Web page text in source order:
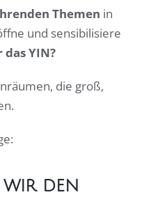
Themen in
und sensibilisiere
YIN?
die groß,
wir den